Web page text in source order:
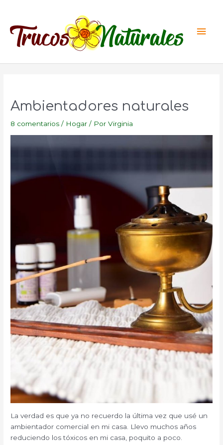
contenido
Ambientadores naturales
8 comentarios / Hogar / PorVirginia
La verdad es que ya no recuerdo la última vez que usé un
ambientador comercial en mi casa. Llevo muchos años
reduciendo los tóxicos en mi casa, poquito a poco.